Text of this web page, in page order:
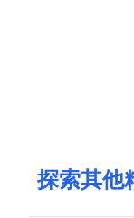
探索其他